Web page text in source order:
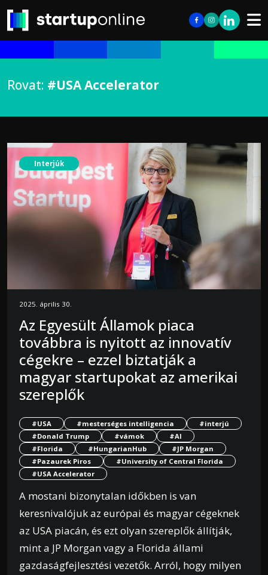
Rovat: #USA Accelerator
Interjúk
2025. április 30.
Az Egyesült Államok piaca
továbbra is nyitott az innovatív
cégekre – ezzel biztatják a
magyar startupokat az amerikai
szereplők
#USA #mesterséges intelligencia
#interjú
#Donald Trump
#vámok
#AI
#Florida
#HungarianHub
#JP Morgan
#Pazaurek Piros
#University of Central Florida
#USA Accelerator
A mostani bizonytalan időkben is van
keresnivalójuk az európai és magyar cégeknek
az USA piacán, és ezt olyan szereplők állítják,
mint a JP Morgan vagy a Florida állami
gazdaságfejlesztési vezetők. Arról, hogy milyen